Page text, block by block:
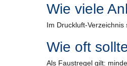
Wie viele
Im Druckluft-
Wie oft
Als Faustregel gilt: